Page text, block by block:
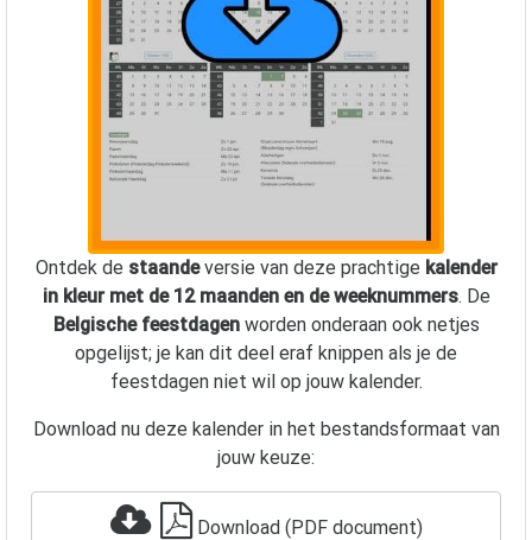
Ontdek de staandeversie van deze prachtige kalender
in kleur met de 12 maanden en de weeknummers. De
Belgische feestdagenworden onderaan ook netjes
opgelijst; je kan dit deel eraf knippen als je de
feestdagen niet wil op jouw kalender.
Download nu deze kalender in het bestandsformaat van
jouw keuze:
Download (PDF document)